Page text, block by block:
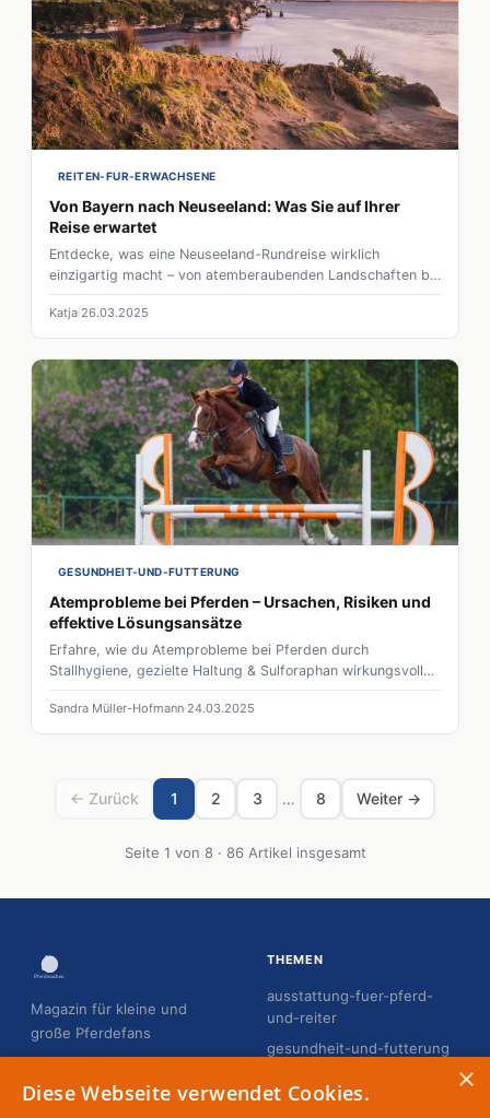
REITEN-FUR-ERWACHSENE
Von Bayern nach Neuseeland: Was Sie auf Ihrer
Reise erwartet
Entdecke, was eine Neuseeland-Rundreise wirklich
einzigartig macht – von atemberaubenden Landschaften bis
hin zu kulturellen Highlights. Erfahre, wie du deinen
Aufenthalt optimal planst und die vielfältigen Abenteuer auf
der Nord- und Südinsel genießen kannst.
Katja 26.03.2025
GESUNDHEIT-UND-FUTTERUNG
Atemprobleme bei Pferden – Ursachen, Risiken und
effektive Lösungsansätze
Erfahre, wie du Atemprobleme bei Pferden durch
Stallhygiene, gezielte Haltung & Sulforaphan wirkungsvoll
vorbeugst
Sandra Müller-Hofmann 24.03.2025
← Zurück 1 2 3 … 8 Weiter →
Seite 1 von 8 · 86 Artikel insgesamt
Magazin für kleine und
große Pferdefans
THEMEN
ausstattung-fuer-pferd-
und-reiter
gesundheit-und-futterung
×
Diese Webseite verwendet Cookies.